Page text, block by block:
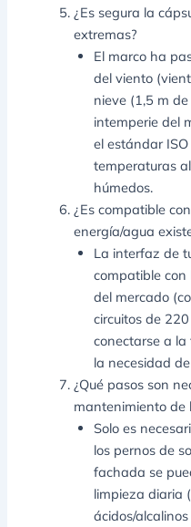
¿Es segura la
extremas?
El marco ha
del viento
nieve (1,5 m
intemperie del
el estándar
temperaturas
húmedos.
¿Es compatible
energía/agua
La interfaz de
compatible con
del mercado
circuitos de
conectarse a
la necesidad
¿Qué pasos son
mantenimiento de
Solo es
los pernos de
fachada se
limpieza diaria
ácidos/